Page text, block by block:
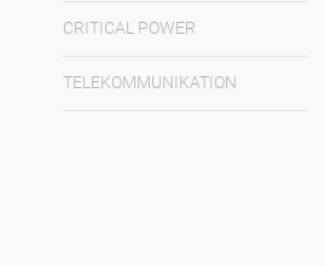
CRITICAL POWER
TELEKOMMUNIKATION